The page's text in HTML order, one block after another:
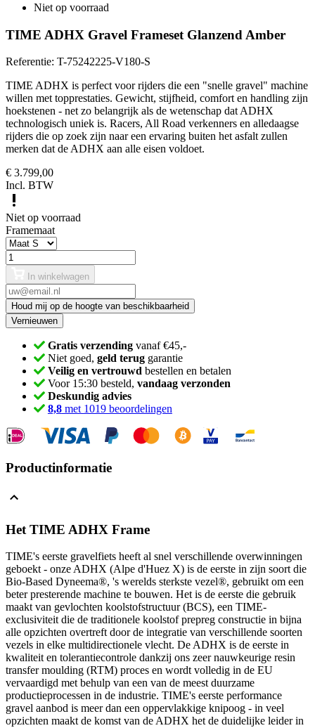
Niet op voorraad
TIME ADHX Gravel Frameset Glanzend Amber
Referentie: T-75242225-V180-S
TIME ADHX is perfect voor rijders die een "snelle gravel" machine
willen met topprestaties. Gewicht, stijfheid, comfort en handling zijn
hoekstenen - net zo belangrijk als de wetenschap dat ADHX
technologisch uniek is. Racers, All Road verkenners en alledaagse
rijders die op zoek zijn naar een ervaring buiten het asfalt zullen
merken dat de ADHX aan alle eisen voldoet.
€ 3.799,00
Incl. BTW
Niet op voorraad
Framemaat
In winkelwagen
Houd mij op de hoogte van beschikbaarheid
Gratis verzendingvanaf €45,-
Niet goed, geld teruggarantie
Veilig en vertrouwd bestellen en betalen
Voor 15:30 besteld, vandaag verzonden
Deskundig advies
8,8met 1019 beoordelingen
Productinformatie
Het TIME ADHX Frame
TIME's eerste gravelfiets heeft al snel verschillende overwinningen
geboekt - onze ADHX (Alpe d'Huez X) is de eerste in zijn soort die
Bio-Based Dyneema®, 's werelds sterkste vezel®, gebruikt om een
beter presterende machine te bouwen. Het is de eerste die gebruik
maakt van gevlochten koolstofstructuur (BCS), een TIME-
exclusiviteit die de traditionele koolstof prepreg constructie in bijna
alle opzichten overtreft door de integratie van verschillende soorten
vezels in elke multidirectionele vlecht. De ADHX is de eerste in
kwaliteit en tolerantiecontrole dankzij ons zeer nauwkeurige resin
transfer moulding (RTM) proces en wordt volledig in de EU
vervaardigd met behulp van een van de meest duurzame
productieprocessen in de industrie. TIME's eerste performance
gravel aanbod is meer dan een oppervlakkige knipoog - in veel
opzichten maakt de komst van de ADHX het de duidelijke leider in